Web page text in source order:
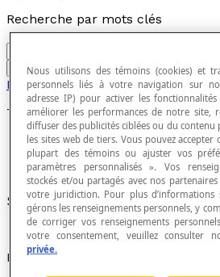
Recherche par mots clés
Aller
Figures planes
Trigone
Synonyme de triangle.
Recherche par thème
Nous utilisons des témoins (cookies) et
personnels liés à votre navigation sur
adresse IP) pour activer les
améliorer les performances de notre site,
diffuser des publicités ciblées ou du contenu
les sites web de tiers. Vous pouvez
plupart des témoins ou ajuster vos
paramètres personnalisés ». Vos
stockés et/ou partagés avec nos
votre juridiction. Pour plus
gérons les renseignements personnels, y
de corriger vos renseignements
votre consentement, veuillez consulter
privée.